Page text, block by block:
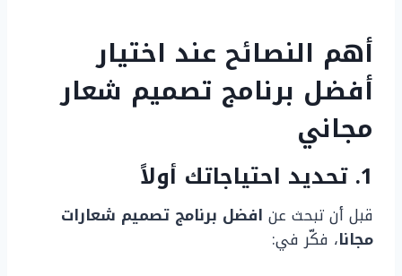
أهم النصائح عند اختيار
أفضل برنامج تصميم شعار
مجاني
1. تحديد احتياجاتك أولاً
قبل أن تبحث عن افضل برنامج تصميم شعارات
مجانا، فكّر في: